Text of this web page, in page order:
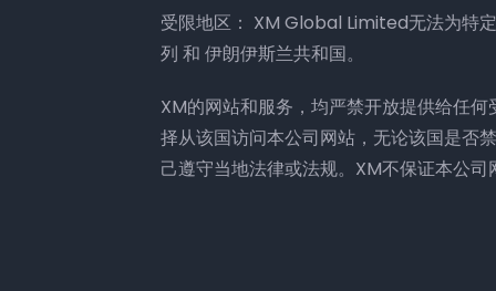
受限地区： XM Global Limited无法为特
列 和 伊朗伊斯兰共和国。
XM的网站和服务，均严禁开放提供给任
择从该国访问本公司网站，无论该国是否
己遵守当地法律或法规。XM不保证本公